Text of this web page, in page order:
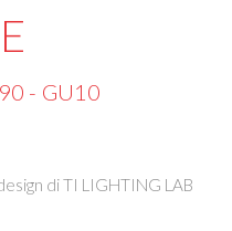
- GU10
diTI LIGHTING LAB